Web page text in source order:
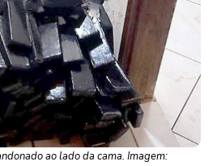
ao lado da cama. Imagem: